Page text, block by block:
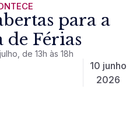
para a
de Férias
de 13h às 18h
10 junho
2026